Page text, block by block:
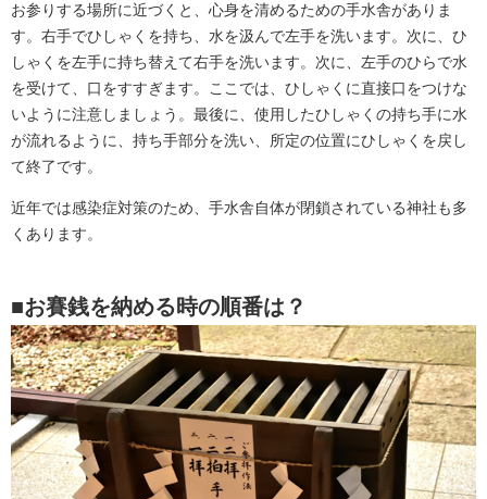
お参りする場所に近づくと、心身を清めるための手水舎がありま
す。右手でひしゃくを持ち、水を汲んで左手を洗います。次に、ひ
しゃくを左手に持ち替えて右手を洗います。次に、左手のひらで水
を受けて、口をすすぎます。ここでは、ひしゃくに直接口をつけな
いように注意しましょう。最後に、使用したひしゃくの持ち手に水
が流れるように、持ち手部分を洗い、所定の位置にひしゃくを戻し
て終了です。
近年では感染症対策のため、手水舎自体が閉鎖されている神社も多
くあります。
■お賽銭を納める時の順番は？